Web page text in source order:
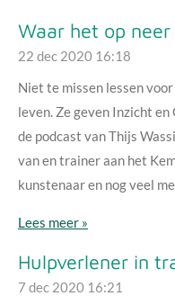
Waar het op
22 dec 2020 16:18
Niet te missen lessen
leven. Ze geven Inzicht
de podcast van Thijs
van en trainer aan het
kunstenaar en nog veel
Lees meer »
Hulpverlener in
7 dec 2020 16:21